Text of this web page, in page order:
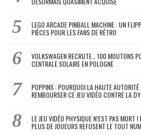
LEGO ARCADE PINBALL MACHINE : UN
PIÈCES POUR LES FANS DE RÉTRO
VOLKSWAGEN RECRUTE… 100 MOUTONS
CENTRALE SOLAIRE EN POLOGNE
POPPINS : POURQUOI LA HAUTE AUTORITÉ
REMBOURSER CE JEU VIDÉO CONTRE LA
LE JEU VIDÉO PHYSIQUE N’EST PAS MORT
PLUS DE JOUEURS REFUSENT LE TOUT